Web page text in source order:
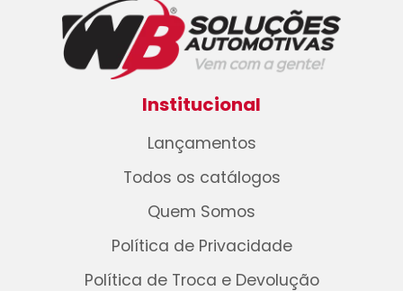
Institucional
Lançamentos
Todos os catálogos
Quem Somos
Política de Privacidade
Política de Troca e Devolução